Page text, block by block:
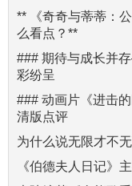
** 《奇奇与蒂蒂：
么看点？**
### 期待与成长并
彩纷呈
### 动画片《进击
清版点评
为什么说无限才不
《伯德夫人日记》